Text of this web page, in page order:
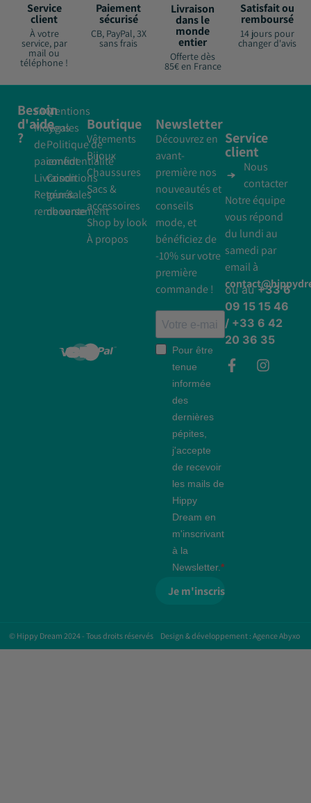
Service
client
À votre
service, par
mail ou
téléphone !
Paiement
sécurisé
CB, PayPal, 3X
sans frais
Livraison
dans le
monde
entier
Offerte dès
85€ en France
Satisfait ou
remboursé
14 jours pour
changer d'avis
Besoin
d'aide
?
FAQ
Moyens
de
paiement
Livraison
Retour &
remboursement
Mentions
légales
Politique de
confidentialité
Conditions
générales
de vente
Boutique
Vêtements
Bijoux
Chaussures
Sacs &
accessoires
Shop by look
À propos
Newsletter
Découvrez en
avant-
première nos
nouveautés et
conseils
mode, et
bénéficiez de
-10% sur votre
première
commande !
Pour être
tenue
informée
des
dernières
pépites,
j'accepte
de recevoir
les mails de
Hippy
Dream en
m'inscrivant
à la
Newsletter.
Je m'inscris
Service
client
Nous
contacter
Notre équipe
vous répond
du lundi au
samedi par
email à
ou au+33 6
09 15 15 46
/ +33 6 42
20 36 35
© Hippy Dream 2024 - Tous droits réservés Design & développement : Agence Abyxo